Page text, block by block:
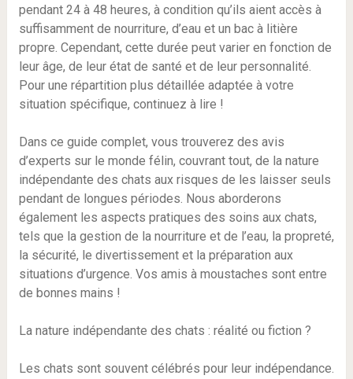
pendant 24 à 48 heures, à condition qu’ils aient accès à
suffisamment de nourriture, d’eau et un bac à litière
propre. Cependant, cette durée peut varier en fonction de
leur âge, de leur état de santé et de leur personnalité.
Pour une répartition plus détaillée adaptée à votre
situation spécifique, continuez à lire !
Dans ce guide complet, vous trouverez des avis
d’experts sur le monde félin, couvrant tout, de la nature
indépendante des chats aux risques de les laisser seuls
pendant de longues périodes. Nous aborderons
également les aspects pratiques des soins aux chats,
tels que la gestion de la nourriture et de l’eau, la propreté,
la sécurité, le divertissement et la préparation aux
situations d’urgence. Vos amis à moustaches sont entre
de bonnes mains !
La nature indépendante des chats : réalité ou fiction ?
Les chats sont souvent célébrés pour leur indépendance.